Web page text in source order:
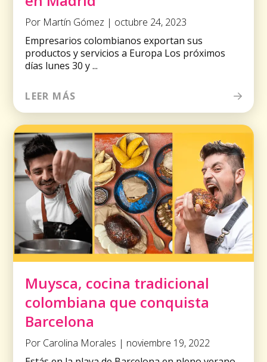
Por Martín Gómez | octubre 24, 2023
Empresarios colombianos exportan sus
productos y servicios a Europa Los próximos
días lunes 30 y ...
LEER MÁS
Muysca, cocina tradicional
colombiana que conquista
Barcelona
Por Carolina Morales | noviembre 19, 2022